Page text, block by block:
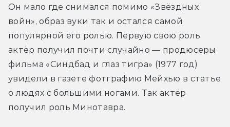
Он мало где снимался помимо «Звёздных
войн», образ вуки так и остался самой
популярной его ролью. Первую свою роль
актёр получил почти случайно — продюсеры
фильма «Синдбад и глаз тигра» (1977 год)
увидели в газете фотграфию Мейхью в статье
о людях с большими ногами. Так актёр
получил роль Минотавра.